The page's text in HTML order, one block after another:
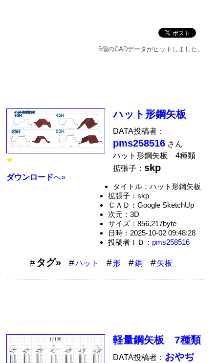
5個のCADデータがヒットしました。
★
ダウンロードへ»
ハット形鋼矢板
DATA投稿者：
pms258516 さん
ハット形鋼矢板 4種類
拡張子：skp
タイトル：ハット形鋼矢板
拡張子：skp
ＣＡＤ：Google SketchUp
次元：3D
サイズ：856,217byte
日時：2025-10-02 09:48:28
投稿者ＩＤ： pms258516
タグ» ハット 形 鋼 矢板
軽量鋼矢板 7種類
DATA投稿者： おやぢ